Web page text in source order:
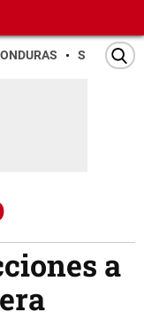
SAN PEDRO
a